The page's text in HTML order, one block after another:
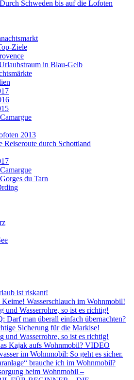
Schweden bis auf die Lofoten
Ziele
in Blau-Gelb
2013
Reiseroute durch Schottland
du Tarn
ist riskant!
Wasserschlauch im Wohnmobil!
und Wasserrohre, so ist es richtig!
Darf man überall einfach übernachten?
Sicherung für die Markise!
und Wasserrohre, so ist es richtig!
Kajak aufs Wohnmobil? VIDEO
im Wohnmobil: So geht es sicher.
brauche ich im Wohnmobil?
beim Wohnmobil –